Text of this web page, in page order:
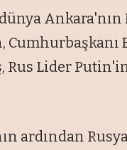
Ankara'nın
Cumhurbaşkanı
Rus Lider
ardından